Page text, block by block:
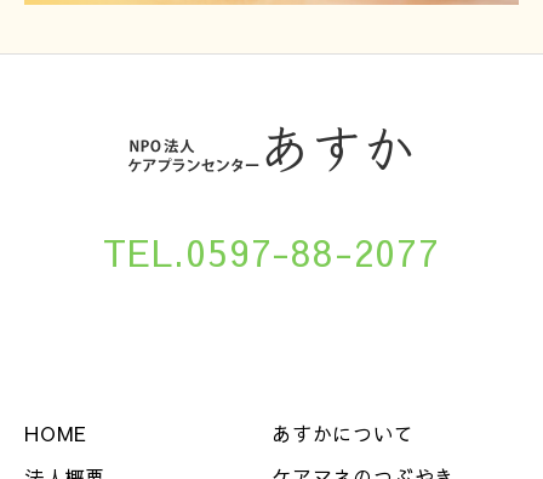
TEL.0597-88-2077
HOME
あすかについて